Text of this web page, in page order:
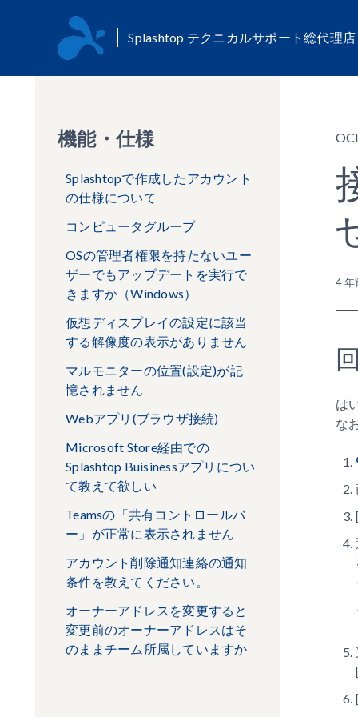
Splashtop テクニカルサポート総代理店
機能・仕様
Splashtopで作成したアカウント
の仕様について
コンピュータグループ
OSの管理者権限を持たないユー
ザーでもアップデートを実行で
きますか（Windows）
仮想ディスプレイの設定に該当
する解像度の表示がありません
マルモニターの位置(設定)が記
憶されません
Webアプリ(ブラウザ接続)
Microsoft Store経由での
Splashtop Buisinessアプリについ
て教えて欲しい
Teamsの「共有コントロールバ
ー」が正常に表示されません
アカウント削除通知連絡の通知
条件を教えてください。
オーナーアドレスを変更すると
変更前のオーナーアドレスはそ
のままチーム所属していますか
4 年
は
な